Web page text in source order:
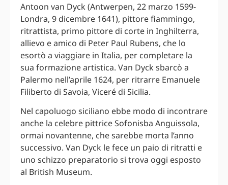
Antoon van Dyck (Antwerpen, 22 marzo 1599-
Londra, 9 dicembre 1641), pittore fiammingo,
ritrattista, primo pittore di corte in Inghilterra,
allievo e amico di Peter Paul Rubens, che lo
esortò a viaggiare in Italia, per completare la
sua formazione artistica. Van Dyck sbarcò a
Palermo nell’aprile 1624, per ritrarre Emanuele
Filiberto di Savoia, Viceré di Sicilia.
Nel capoluogo siciliano ebbe modo di incontrare
anche la celebre pittrice Sofonisba Anguissola,
ormai novantenne, che sarebbe morta l’anno
successivo. Van Dyck le fece un paio di ritratti e
uno schizzo preparatorio si trova oggi esposto
al British Museum.